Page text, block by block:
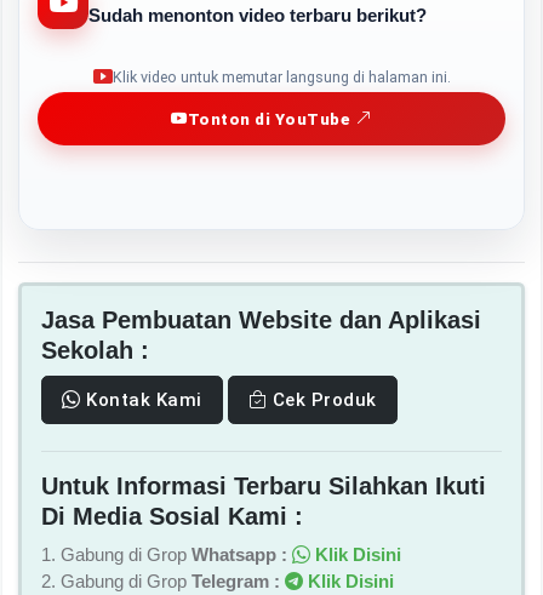
Sudah menonton video terbaru berikut?
Klik video untuk memutar langsung di halaman ini.
Tonton di YouTube
Jasa Pembuatan Website dan Aplikasi
Sekolah :
Kontak Kami Cek Produk
Untuk Informasi Terbaru Silahkan Ikuti
Di Media Sosial Kami :
1. Gabung di Grop Whatsapp :
Klik Disini
2. Gabung di Grop Telegram :
Klik Disini